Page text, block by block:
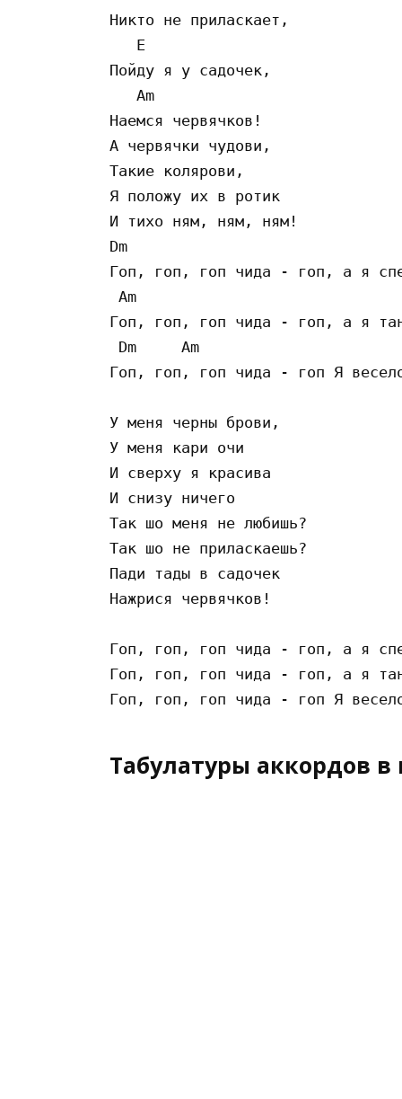
Никто не приласкает,
   E
Пойду я у садочек,
   Am
Наемся червячков!
А червячки чудови,
Такие колярови,
Я положу их в ротик
И тихо ням, ням, ням!
Dm
Гоп, гоп, гоп чида - гоп, а я
Am
Гоп, гоп, гоп чида - гоп, а я
Dm     Am
Гоп, гоп, гоп чида - гоп Я
У меня черны брови,
У меня кари очи
И сверху я красива
И снизу ничего
Так шо меня не любишь?
Так шо не приласкаешь?
Пади тады в садочек
Нажрися червячков!
Гоп, гоп, гоп чида - гоп, а я
Гоп, гоп, гоп чида - гоп, а я
Табулатуры аккордов в